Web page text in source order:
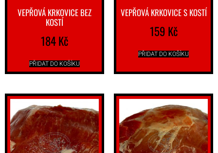
VEPŘOVÁ KRKOVICE BEZ
KOSTÍ
184Kč
PŘIDAT DO KOŠÍKU
VEPŘOVÁ KRKOVICE S KOSTÍ
159 Kč
PŘIDAT DO KOŠÍKU